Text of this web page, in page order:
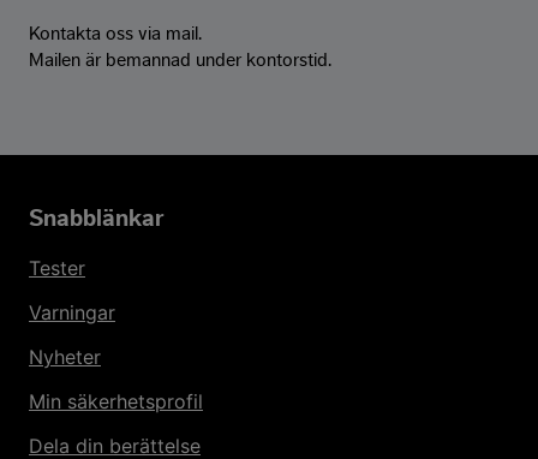
Kontakta oss via mail.
Mailen är bemannad under kontorstid.
Snabblänkar
Tester
Varningar
Nyheter
Min säkerhetsprofil
Dela din berättelse